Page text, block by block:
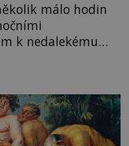
málo hodin
k nedalekému
ranec s
namířeno,
„Do Sk